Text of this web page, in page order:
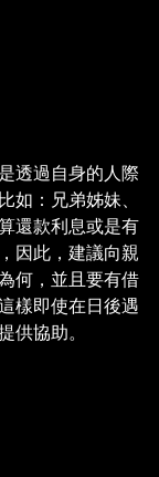
透過自身的人際
如：兄弟姊妹、
還款利息或是有
因此，建議向親
何，並且要有借
樣即使在日後遇
供協助。